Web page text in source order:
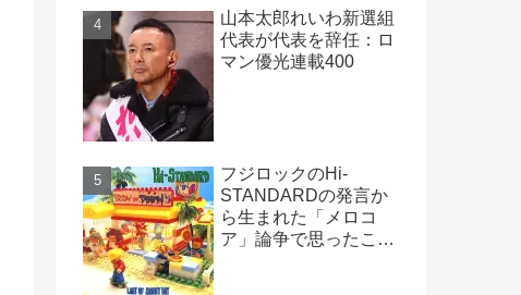
山本太郎れいわ新選組
代表が代表を辞任：ロ
マン優光連載400
フジロックのHi-
STANDARDの発言か
ら生まれた「メロコ
ア」論争で思ったこ